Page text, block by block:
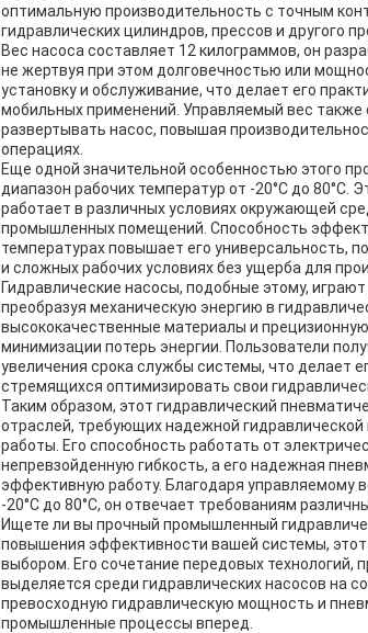
оптимальную производительность с точным
гидравлических цилиндров, прессов и другого
Вес насоса составляет 12 килограммов, он
не жертвуя при этом долговечностью или
установку и обслуживание, что делает его
мобильных применений. Управляемый вес также
развертывать насос, повышая
операциях.
Еще одной значительной особенностью этого
диапазон рабочих температур от -20°C до
работает в различных условиях окружающей
промышленных помещений. Способность
температурах повышает его универсальность,
и сложных рабочих условиях без ущерба для
Гидравлические насосы, подобные этому,
преобразуя механическую энергию в
высококачественные материалы и
минимизации потерь энергии. Пользователи
увеличения срока службы системы, что делает
стремящихся оптимизировать свои
Таким образом, этот гидравлический
отраслей, требующих надежной
работы. Его способность работать от
непревзойденную гибкость, а его надежная
эффективную работу. Благодаря управляемому
-20°C до 80°C, он отвечает требованиям
Ищете ли вы прочный промышленный
повышения эффективности вашей системы,
выбором. Его сочетание передовых технологий,
выделяется среди гидравлических насосов на
превосходную гидравлическую мощность и
промышленные процессы вперед.